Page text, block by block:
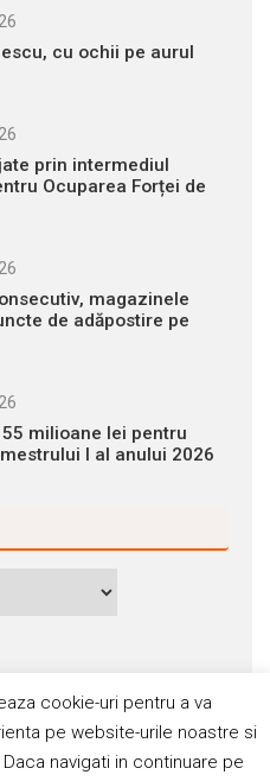
cu ochii pe aurul
prin intermediul
Ocuparea Forței de
magazinele
de adăpostire pe
milioane lei pentru
I al anului 2026
cookie-uri pentru a va
pe website-urile noastre si
navigati in continuare pe